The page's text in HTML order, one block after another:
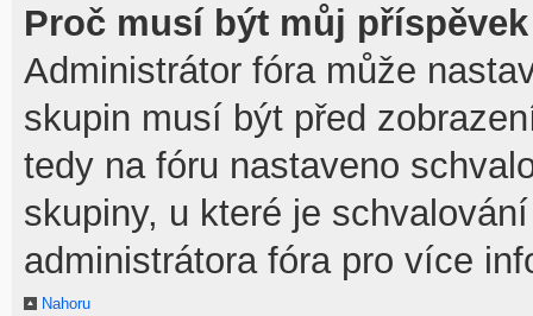
Proč musí být můj
Administrátor fóra může
skupin musí být před
tedy na fóru nastaveno
skupiny, u které je
administrátora fóra pro více
Nahoru